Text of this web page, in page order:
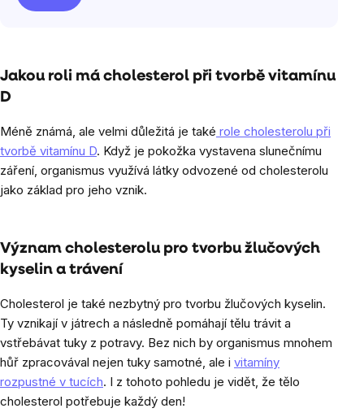
Jakou roli má cholesterol při tvorbě vitamínu
D
Méně známá, ale velmi důležitá je také role cholesterolu při
tvorbě vitamínu D. Když je pokožka vystavena slunečnímu
záření, organismus využívá látky odvozené od cholesterolu
jako základ pro jeho vznik.
Význam cholesterolu pro tvorbu žlučových
kyselin a trávení
Cholesterol je také nezbytný pro tvorbu žlučových kyselin.
Ty vznikají v játrech a následně pomáhají tělu trávit a
vstřebávat tuky z potravy. Bez nich by organismus mnohem
hůř zpracovával nejen tuky samotné, ale i vitamíny
rozpustné v tucích. I z tohoto pohledu je vidět, že tělo
cholesterol potřebuje každý den!